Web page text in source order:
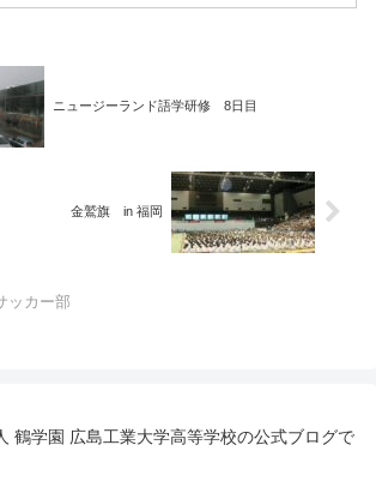
ニュージーランド語学研修 8日目
金鷲旗 in 福岡
ッカー部
鶴学園 広島工業大学高等学校の公式ブログで